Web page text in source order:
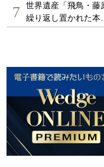
7
世界遺産「飛鳥・
繰り返し置かれた本…